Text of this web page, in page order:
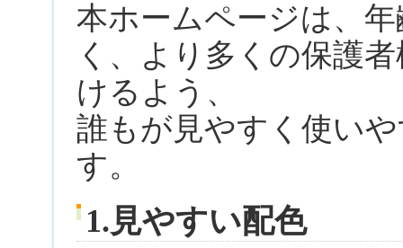
本ホームページは、
く、より多くの保護
けるよう、
誰もが見やすく使い
す。
1.見やすい配色